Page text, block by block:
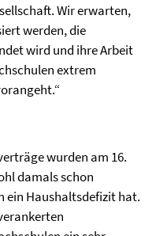
Wir erwarten,
werden, die
wird und ihre Arbeit
extrem
wurden am 16.
damals schon
ein Haushaltsdefizit hat.